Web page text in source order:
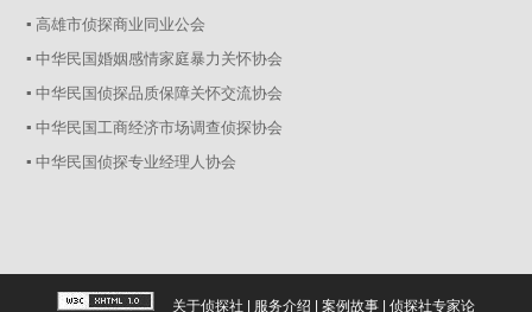
▪ 高雄市侦探商业同业公会
▪ 中华民国婚姻感情家庭暴力关怀协会
▪ 中华民国侦探品质保障关怀交流协会
▪ 中华民国工商经济市场调查侦探协会
▪ 中华民国侦探专业经理人协会
关于侦探社 服务介绍 案例故事| 侦探社专家论